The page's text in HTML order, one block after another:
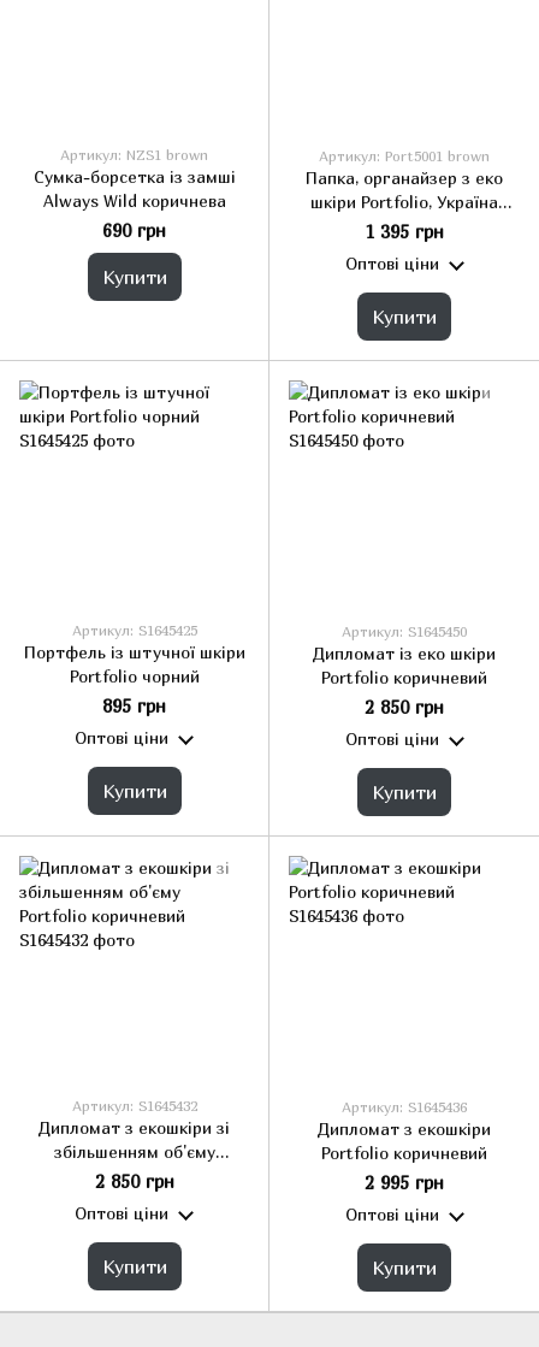
Артикул: NZS1 brown
Сумка-борсетка із замші
Always Wild коричнева
690 грн
Купити
Артикул: Port5001 brown
Папка, органайзер з еко
шкіри Portfolio, Україна
коричнева
1 395 грн
Оптові ціни
Купити
Артикул: S1645425
Портфель із штучної шкіри
Portfolio чорний
895 грн
Оптові ціни
Купити
Артикул: S1645450
Дипломат із еко шкіри
Portfolio коричневий
2 850 грн
Оптові ціни
Купити
Артикул: S1645432
Дипломат з екошкіри зі
збільшенням об'єму
Portfolio коричневий
2 850 грн
Оптові ціни
Купити
Артикул: S1645436
Дипломат з екошкіри
Portfolio коричневий
2 995 грн
Оптові ціни
Купити